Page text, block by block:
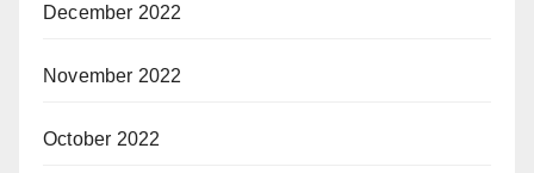
December 2022
November 2022
October 2022